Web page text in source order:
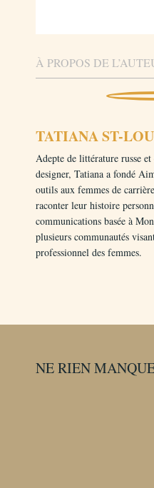
À PROPOS DE
TATIANA ST-
Adepte de littérature russe
designer, Tatiana a fondé
outils aux femmes de
raconter leur histoire
communications basée à
plusieurs communautés
professionnel des femmes.
NE RIEN